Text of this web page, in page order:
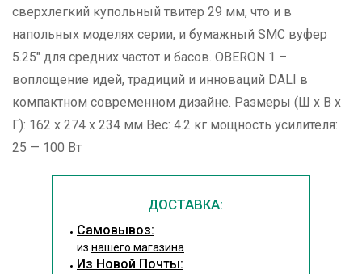
сверхлегкий купольный твитер 29 мм, что и в
напольных моделях серии, и бумажный SMC вуфер
5.25" для средних частот и басов. OBERON 1 –
воплощение идей, традиций и инноваций DALI в
компактном современном дизайне. Размеры (Ш x В x
Г): 162 x 274 x 234 мм Вес: 4.2 кг мощность усилителя:
25 — 100 Вт
ДОСТАВКА:
Cамовывоз:
из нашего магазина
Из Новой Почты: